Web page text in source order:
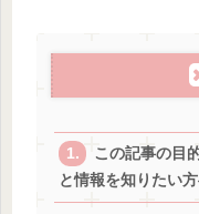
この記事の目
と情報を知りたい